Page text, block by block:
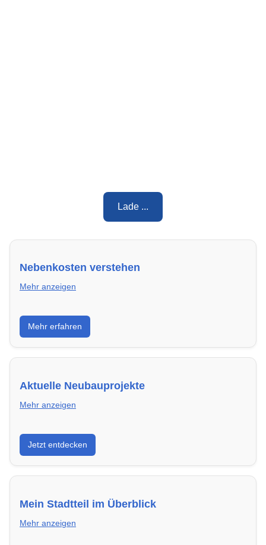
Lade ...
Nebenkosten verstehen
Mehr anzeigen
Erfahre, welche Nebenkosten rechtmäßig sind und
wie du deine monatliche Belastung optimieren
kannst.
Mehr erfahren
Aktuelle Neubauprojekte
Mehr anzeigen
Entdecke Neubauprojekte in Ludwigsburg – modern,
energieeffizient und sofort bezugsfertig.
Jetzt entdecken
Mein Stadtteil im Überblick
Mehr anzeigen